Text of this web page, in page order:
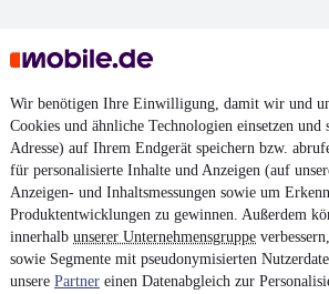
Wir benötigen Ihre Einwilligung, damit wir und
Cookies und ähnliche Technologien einsetzen
Adresse) auf Ihrem Endgerät speichern bzw.
für personalisierte Inhalte und Anzeigen (auf
Anzeigen- und Inhaltsmessungen sowie um
Produktentwicklungen zu gewinnen. Außerdem
innerhalb unserer Unternehmensgruppe
sowie Segmente mit pseudonymisierten
unsere Partner einen Datenabgleich zur